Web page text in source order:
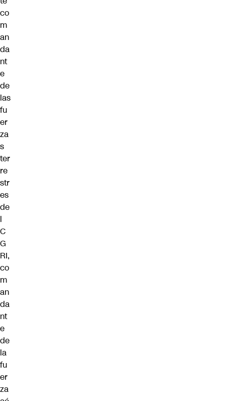
co
m
an
da
nt
e
de
las
fu
er
za
s
ter
re
str
es
de
l
C
G
RI,
co
m
an
da
nt
e
de
la
fu
er
za